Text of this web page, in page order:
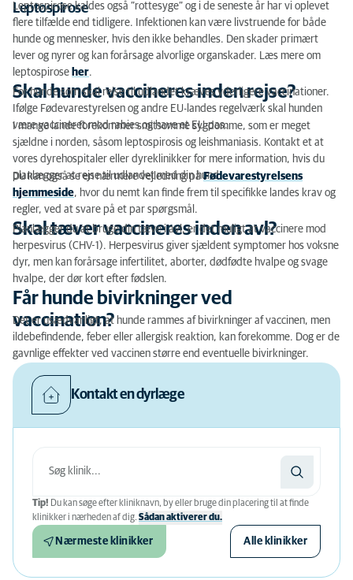
Leptospirose
Leptospirose kaldes også ”rottesyge” og i de seneste år har vi oplevet
flere tilfælde end tidligere. Infektionen kan være livstruende for både
hunde og mennesker, hvis den ikke behandles. Den skader primært
lever og nyrer og kan forårsage alvorlige organskader. Læs mere om
leptospirose her.
Skal hunde vaccineres inden rejse?
For hunde som skal rejse til udlandet kræves yderligere vaccinationer.
Ifølge Fødevarestyrelsen og andre EU-landes regelværk skal hunden
være vaccineret mod rabies og have et EU-pas.
I mange lande forekommer smitsomme sygdomme, som er meget
sjældne i norden, såsom leptospirosis og leishmaniasis. Kontakt et at
vores dyrehospitaler eller dyreklinikker for mere information, hvis du
planlægger at rejse til udlandet med din hund.
Du kan også seennærmere vejledning påFødevarestyrelsens
hjemmeside, hvor du nemt kan finde frem til specifikke landes krav og
regler, ved at svare på et par spørgsmål .
Skal tæver vaccineres inden avl?
Planlægger du at bruge din tæve i avl, er det muligt at vaccinere mod
herpesvirus (CHV-1). Herpesvirus giver sjældent symptomer hos voksne
dyr, men kan forårsage infertilitet, aborter, dødfødte hvalpe og svage
hvalpe, der dør kort efter fødslen.
Får hunde bivirkninger ved
vaccination?
Det er usædvanligt, at hunde rammes af bivirkninger af vaccinen, men
ildebefindende, feber eller allergisk reaktion, kan forekomme. Dog er de
gavnlige effekter ved vaccinen større end eventuelle bivirkninger.
Kontakt en dyrlæge
Tip! Du kan søge efter kliniknavn, by eller bruge din placering til at finde
klinikker i nærheden af ​​dig. Sådan aktiverer du.
Nærmeste klinikker Alle klinikker